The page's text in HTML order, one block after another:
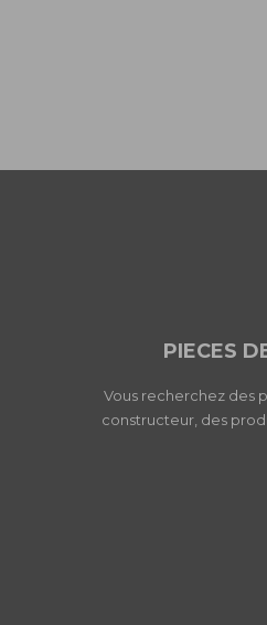
PIECES
Vous recherchez des
constructeur, des